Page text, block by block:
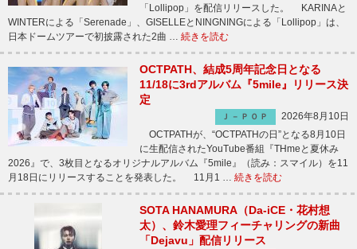
「Lollipop」を配信リリースした。 KARINAと
WINTERによる「Serenade」、GISELLEとNINGNINGによる「Lollipop」は、
日本ドームツアーで初披露された2曲 … 続きを読む
OCTPATH、結成5周年記念日となる
11/18に3rdアルバム『5mile』リリース決
定
Ｊ－ＰＯＰ
2026年8月10日
OCTPATHが、“OCTPATHの日”となる8月10日
に生配信されたYouTube番組『THmeと夏休み
2026』で、3枚目となるオリジナルアルバム『5mile』（読み：スマイル）を11
月18日にリリースすることを発表した。 11月1 … 続きを読む
SOTA HANAMURA（Da-iCE・花村想
太）、鈴木愛理フィーチャリングの新曲
「Dejavu」配信リリース